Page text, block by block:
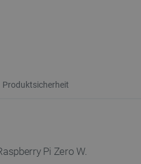
Produktsicherheit
Pi Zero W.